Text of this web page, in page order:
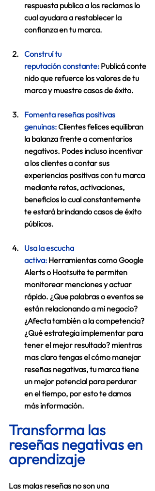
respuesta publica a los reclamos lo
cual ayudara a restablecer la
confianza en tu marca.
Construí tu
reputación constante: Publicá conte
nido que refuerce los valores de tu
marca y muestre casos de éxito.
Fomenta reseñas positivas
genuinas: Clientes felices equilibran
la balanza frente a comentarios
negativos. Podes incluso incentivar
a los clientes a contar sus
experiencias positivas con tu marca
mediante retos, activaciones,
beneficios lo cual constantemente
te estará brindando casos de éxito
públicos.
Usa la escucha
activa: Herramientas como Google
Alerts o Hootsuite te permiten
monitorear menciones y actuar
rápido. ¿Que palabras o eventos se
están relacionando a mi negocio?
¿Afecta también a la competencia?
¿Qué estrategia implementar para
tener el mejor resultado? mientras
mas claro tengas el cómo manejar
reseñas negativas, tu marca tiene
un mejor potencial para perdurar
en el tiempo, por esto te damos
más información.
Transforma las
reseñas negativas en
aprendizaje
Las malas reseñas no son una